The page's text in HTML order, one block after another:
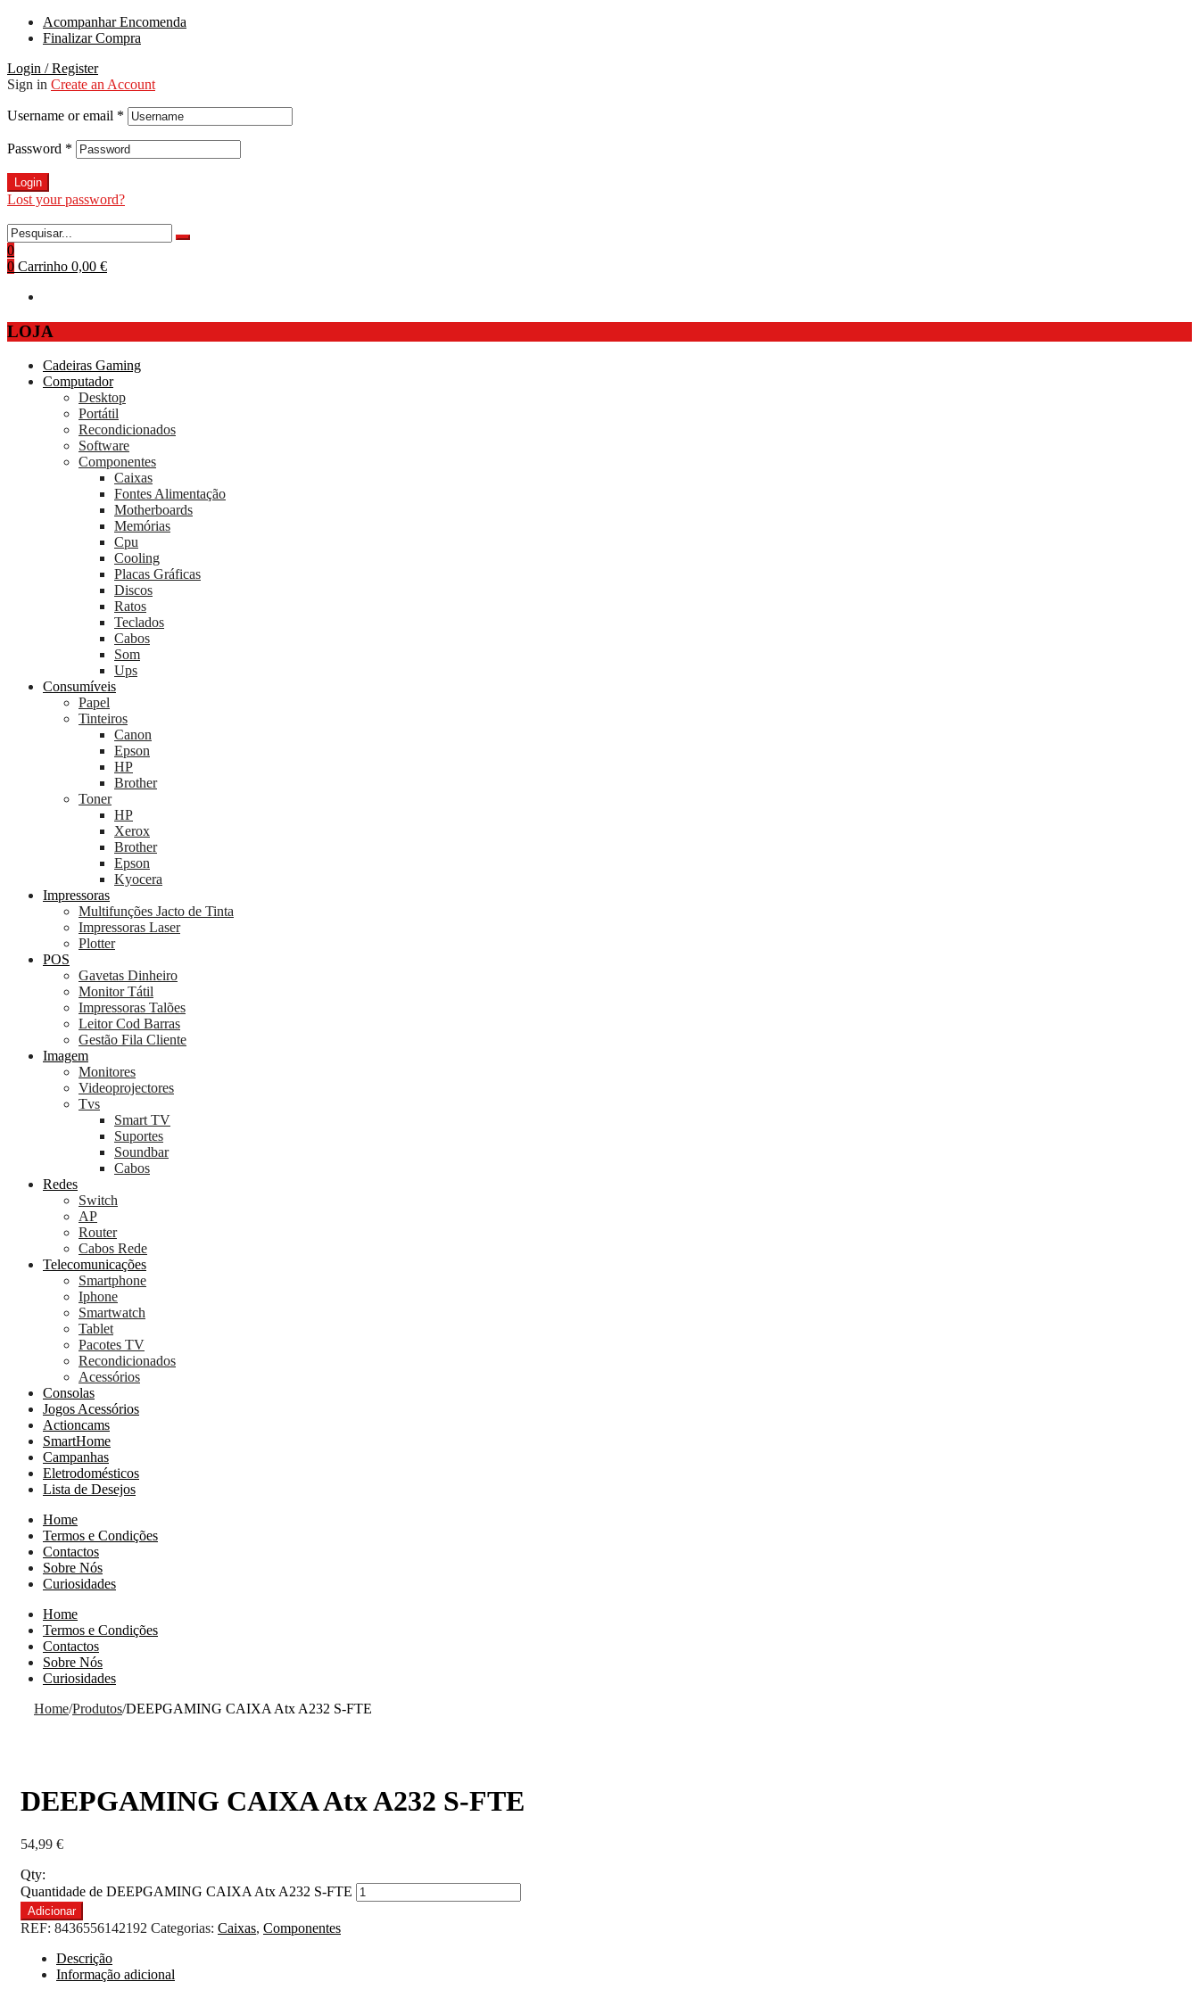
Acompanhar Encomenda
Finalizar Compra
Login / Register
Sign in Create an Account
Username or email *
Password *
Login
Lost your password?
0
0 Carrinho 0,00 €
LOJA
Cadeiras Gaming
Computador
Desktop
Portátil
Recondicionados
Software
Componentes
Caixas
Fontes Alimentação
Motherboards
Memórias
Cpu
Cooling
Placas Gráficas
Discos
Ratos
Teclados
Cabos
Som
Ups
Consumíveis
Papel
Tinteiros
Canon
Epson
HP
Brother
Toner
HP
Xerox
Brother
Epson
Kyocera
Impressoras
Multifunções Jacto de Tinta
Impressoras Laser
Plotter
POS
Gavetas Dinheiro
Monitor Tátil
Impressoras Talões
Leitor Cod Barras
Gestão Fila Cliente
Imagem
Monitores
Videoprojectores
Tvs
Smart TV
Suportes
Soundbar
Cabos
Redes
Switch
AP
Router
Cabos Rede
Telecomunicações
Smartphone
Iphone
Smartwatch
Tablet
Pacotes TV
Recondicionados
Acessórios
Consolas
Jogos Acessórios
Actioncams
SmartHome
Campanhas
Eletrodomésticos
Lista de Desejos
Home
Termos e Condições
Contactos
Sobre Nós
Curiosidades
Home
Termos e Condições
Contactos
Sobre Nós
Curiosidades
Home/Produtos/DEEPGAMING CAIXA Atx A232 S-FTE
DEEPGAMING CAIXA Atx A232 S-FTE
54,99 €
Qty:
Quantidade de DEEPGAMING CAIXA Atx A232 S-FTE
Adicionar
REF: 8436556142192 Categorias: Caixas, Componentes
Descrição
Informação adicional